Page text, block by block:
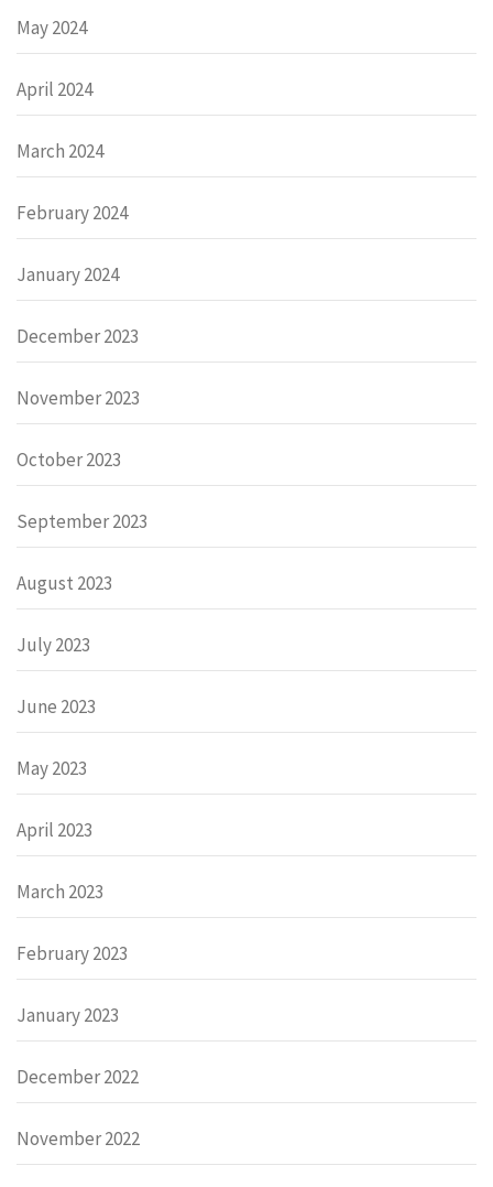
May 2024
April 2024
March 2024
February 2024
January 2024
December 2023
November 2023
October 2023
September 2023
August 2023
July 2023
June 2023
May 2023
April 2023
March 2023
February 2023
January 2023
December 2022
November 2022